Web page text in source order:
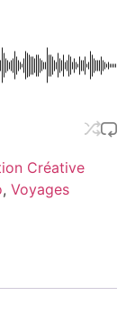
Créative
, Voyages